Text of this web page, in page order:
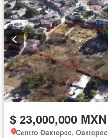
$ 23,000,000 MXN
Centro Oaxtepec, Oaxtepec